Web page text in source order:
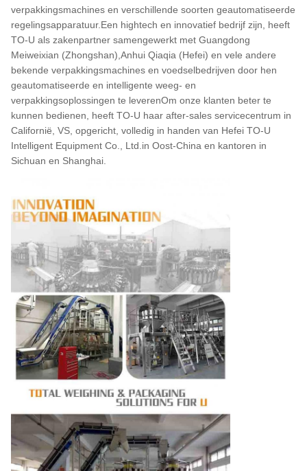
verpakkingsmachines en verschillende soorten geautomatiseerde
regelingsapparatuur.Een hightech en innovatief bedrijf zijn, heeft
TO-U als zakenpartner samengewerkt met Guangdong
Meiweixian (Zhongshan),Anhui Qiaqia (Hefei) en vele andere
bekende verpakkingsmachines en voedselbedrijven door hen
geautomatiseerde en intelligente weeg- en
verpakkingsoplossingen te leverenOm onze klanten beter te
kunnen bedienen, heeft TO-U haar after-sales servicecentrum in
Californië, VS, opgericht, volledig in handen van Hefei TO-U
Intelligent Equipment Co., Ltd.in Oost-China en kantoren in
Sichuan en Shanghai.